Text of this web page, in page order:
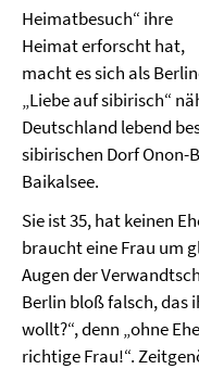
Heimatbesuch“ ihre
Heimat erforscht hat,
macht es sich als
„Liebe auf sibirisch“
Deutschland lebend
sibirischen Dorf Onon-
Baikalsee.
Sie ist 35, hat keinen
braucht eine Frau um
Augen der
Berlin bloß falsch, das
wollt?“, denn „ohne
richtige Frau!“.